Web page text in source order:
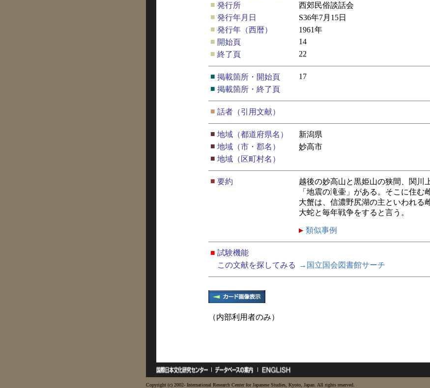
■ 発行所
西郊民俗談話会
■ 発行年月日
S36年7月15日
■ 発行年（西暦）
1961年
■ 開始頁
14
■ 終了頁 22
■ 掲載箇所・開始頁
17
■ 掲載箇所・終了頁
■ 話者（引用文献）
■ 地域（都道府県名）
新潟県
■ 地域（市・郡名）
妙高市
■ 地域（区町村名）
■ 要約
越後の妙高山と黒姫山の狭間、関川
「地震の滝壷」がある。そこに住む
大蟹は、信濃野尻湖の主といわれる
大蛇と毎年戦争をすると言う。
類似事例
■ 試験機能
この文献を探してみる
→国立国会図書館サーチ
（内部利用者のみ）
Copyright (c) 2002- International Research Center for Japanese Studies, Kyoto, Japan. All rights reserved.